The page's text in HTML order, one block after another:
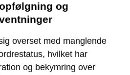
og
overset med manglende
hvilket har
og bekymring over